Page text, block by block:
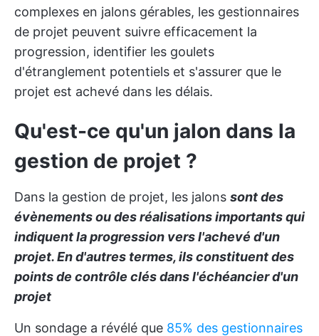
complexes en jalons gérables, les gestionnaires
de projet peuvent suivre efficacement la
progression, identifier les goulets
d'étranglement potentiels et s'assurer que le
projet est achevé dans les délais.
Qu'est-ce qu'un jalon dans la
gestion de projet ?
Dans la gestion de projet, les jalons sont des
évènements ou des réalisations importants qui
indiquent la progression vers l'achevé d'un
projet. En d'autres termes, ils constituent des
points de contrôle clés dans l'échéancier d'un
projet
Un sondage a révélé que 85% des gestionnaires